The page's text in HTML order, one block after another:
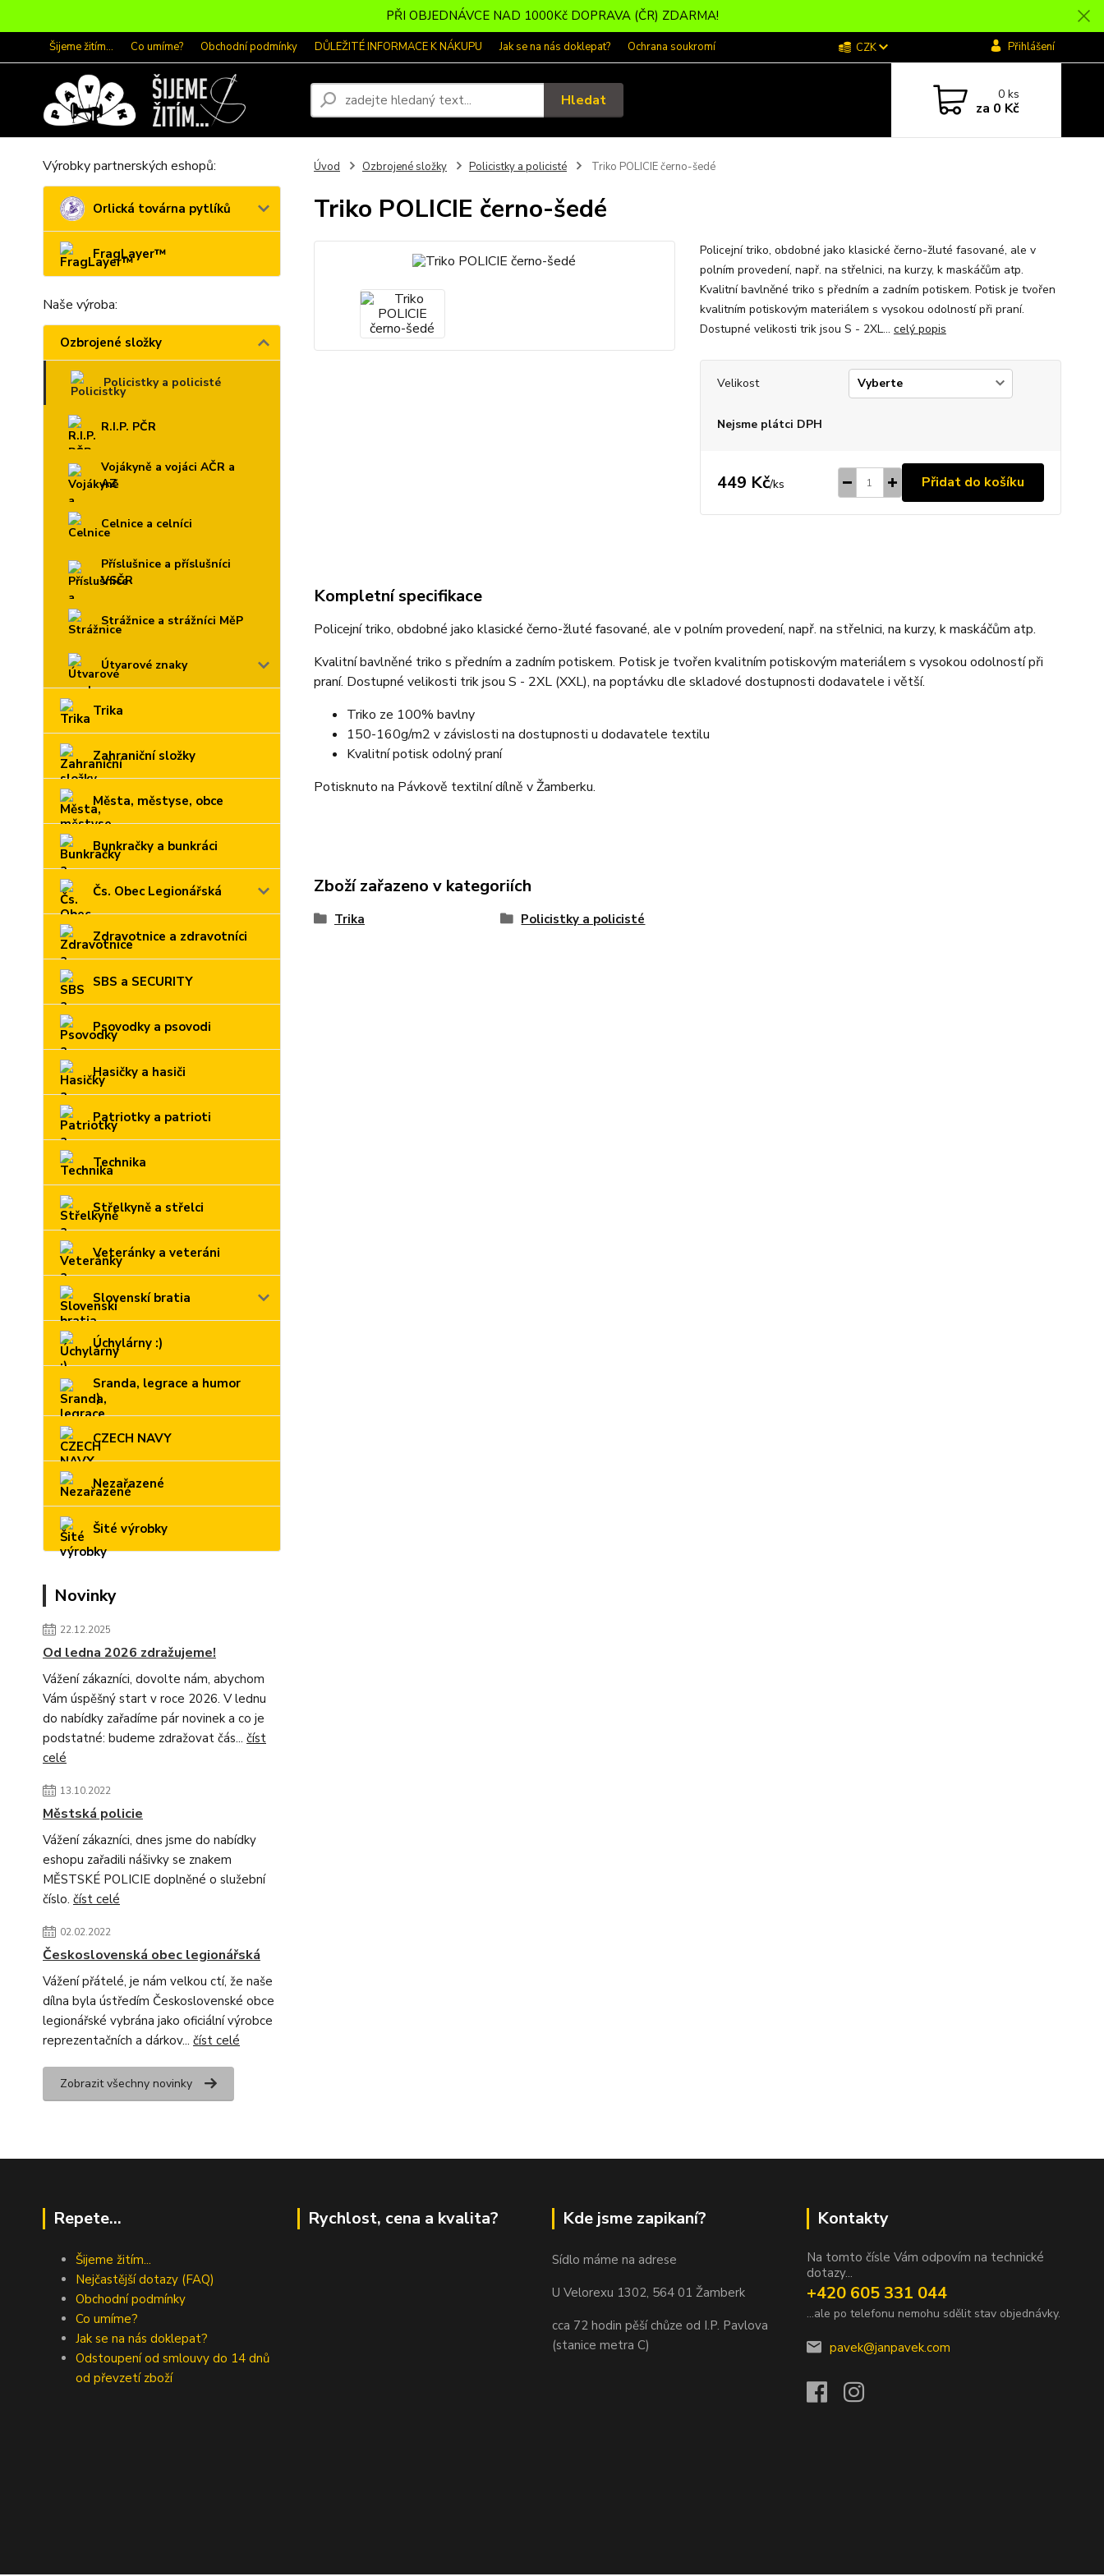
PŘI OBJEDNÁVCE NAD 1000Kč DOPRAVA (ČR) ZDARMA!
Šijeme žitím... Co umíme? Obchodní podmínky DŮLEŽITÉ INFORMACE K NÁKUPU Jak se na nás doklepat? Ochrana soukromí CZK Přihlášení
Hledat 0ks
za 0 Kč
Výrobky partnerských eshopů:
Orlická továrna pytlíků
FragLayer™
Naše výroba:
Ozbrojené složky
Policistky a policisté
R.I.P. PČR
Vojákyně a vojáci AČR a
AZ
Celnice a celníci
Příslušnice a příslušníci
VSČR
Strážnice a strážníci MěP
Útvarové znaky
Trika
Zahraniční složky
Města, městyse, obce
Bunkračky a bunkráci
Čs. Obec Legionářská
Zdravotnice a zdravotníci
SBS a SECURITY
Psovodky a psovodi
Hasičky a hasiči
Patriotky a patrioti
Technika
Střelkyně a střelci
Veteránky a veteráni
Slovenskí bratia
Úchylárny :)
Sranda, legrace a humor
:)
CZECH NAVY
Nezařazené
Šité výrobky
Novinky
22.12.2025
Od ledna 2026 zdražujeme!
Vážení zákazníci, dovolte nám, abychom
Vám úspěšný start v roce 2026. V lednu
do nabídky zařadíme pár novinek a co je
podstatné: budeme zdražovat čás... číst
celé
13.10.2022
Městská policie
Vážení zákazníci, dnes jsme do nabídky
eshopu zařadili nášivky se znakem
MĚSTSKÉ POLICIE doplněné o služební
číslo. číst celé
02.02.2022
Československá obec legionářská
Vážení přátelé, je nám velkou ctí, že naše
dílna byla ústředím Československé obce
legionářské vybrána jako oficiální výrobce
reprezentačních a dárkov... číst celé
Zobrazit všechny novinky
Úvod Ozbrojené složky Policistky a policisté Triko POLICIE černo-šedé
Triko POLICIE černo-šedé
Policejní triko, obdobné jako klasické černo-žluté fasované, ale v
polním provedení, např. na střelnici, na kurzy, k maskáčům atp.
Kvalitní bavlněné triko s předním a zadním potiskem. Potisk je tvořen
kvalitním potiskovým materiálem s vysokou odolností při praní.
Dostupné velikosti trik jsou S - 2XL... celý popis
Velikost
Nejsme plátci DPH
449 Kč/ks Přidat do košíku
Kompletní specifikace
Policejní triko, obdobné jako klasické černo-žluté fasované, ale v polním provedení, např. na střelnici, na kurzy, k maskáčům atp.
Kvalitní bavlněné triko s předním a zadním potiskem. Potisk je tvořen kvalitním potiskovým materiálem s vysokou odolností při
praní. Dostupné velikosti trik jsou S - 2XL (XXL), na poptávku dle skladové dostupnosti dodavatele i větší.
Triko ze 100% bavlny
150-160g/m2 v závislosti na dostupnosti u dodavatele textilu
Kvalitní potisk odolný praní
Potisknuto na Pávkově textilní dílně v Žamberku.
Zboží zařazeno v kategoriích
Trika Policistky a policisté
Repete...
Šijeme žitím...
Nejčastější dotazy (FAQ)
Obchodní podmínky
Co umíme?
Jak se na nás doklepat?
Odstoupení od smlouvy do 14 dnů
od převzetí zboží
Rychlost, cena a kvalita? Kde jsme zapikaní?
Sídlo máme na adrese
U Velorexu 1302, 564 01 Žamberk
cca 72 hodin pěší chůze od I.P. Pavlova
(stanice metra C)
Kontakty
Na tomto čísle Vám odpovím na technické
dotazy...
+420 605 331 044
...ale po telefonu nemohu sdělit stav objednávky.
pavek@janpavek.com